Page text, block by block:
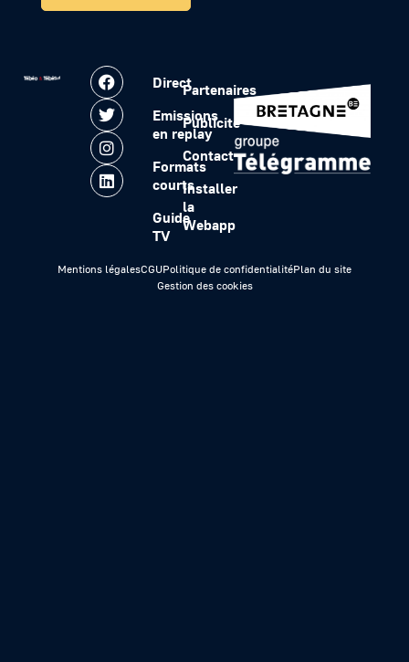
Direct
Emissions
en replay
Formats
courts
Guide
TV
Partenaires
Publicité
Contact
Installer
la
Webapp
Mentions légalesCGUPolitique de confidentialitéPlan du site
Gestion des cookies